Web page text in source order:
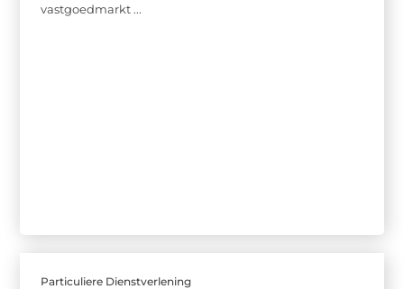
vastgoedmarkt ...
Particuliere Dienstverlening